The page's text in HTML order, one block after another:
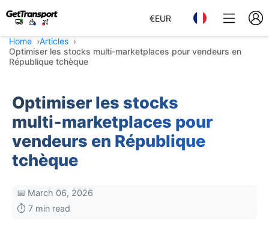
€EUR
Home
Articles
Optimiser les stocks multi‑marketplaces pour vendeurs en
République tchèque
Optimiser les stocks
multi‑marketplaces pour
vendeurs en République
tchèque
📅 March 06, 2026
⏱️ 7 min read